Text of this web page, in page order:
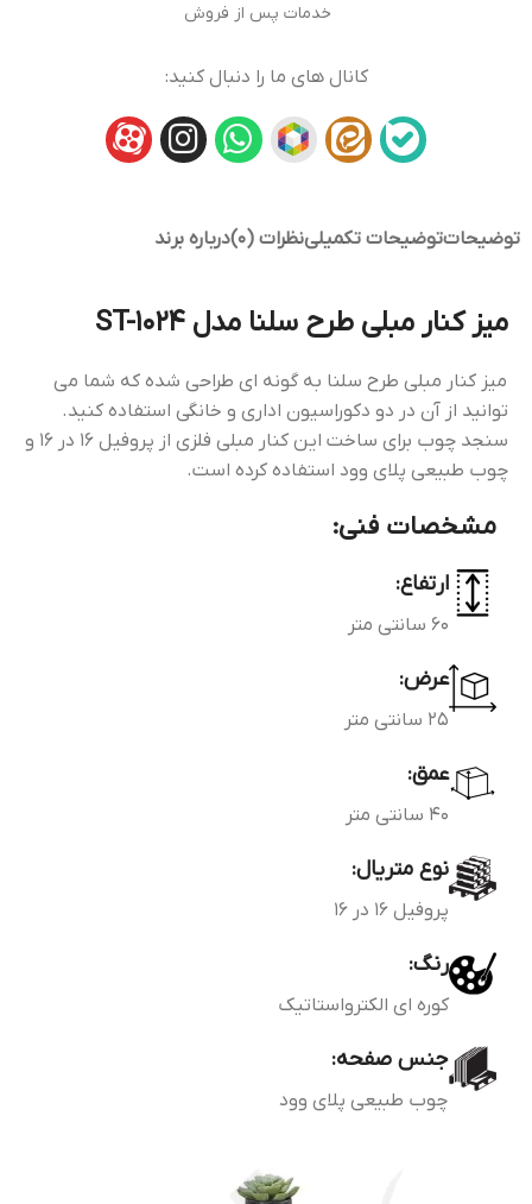
خدمات پس از فروش
کانال های ما را دنبال کنید:
توضیحاتتوضیحات تکمیلینظرات (0) درباره برند
میز کنار مبلی طرح سلنا مدل ST-1024
میز کنار مبلی طرح سلنا به گونه ای طراحی شده که شما می
توانید از آن در دو دکوراسیون اداری و خانگی استفاده کنید.
سنجد چوب برای ساخت این کنار مبلی فلزی از پروفیل 16 در 16 و
چوب طبیعی پلای وود استفاده کرده است.
مشخصات فنی:
ارتفاع:
60 سانتی متر
عرض:
25 سانتی متر
عمق:
40 سانتی متر
نوع متریال:
پروفیل 16 در 16
رنگ:
کوره ای الکترواستاتیک
جنس صفحه:
چوب طبیعی پلای وود